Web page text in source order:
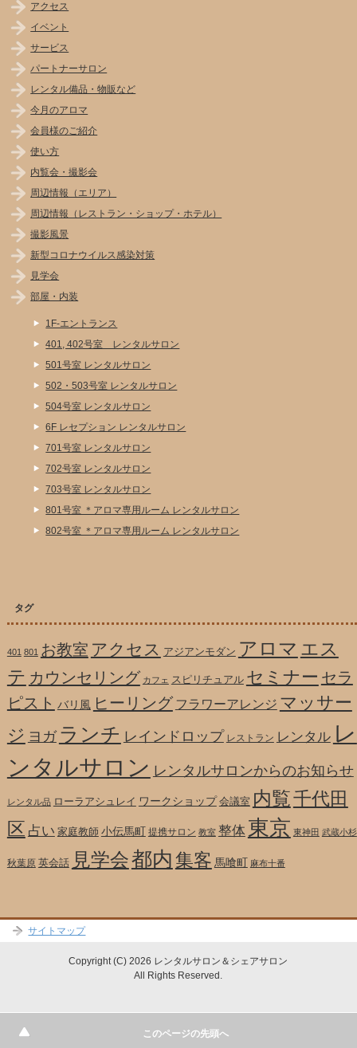
アクセス
イベント
サービス
パートナーサロン
レンタル備品・物販など
今月のアロマ
会員様のご紹介
使い方
内覧会・撮影会
周辺情報（エリア）
周辺情報（レストラン・ショップ・ホテル）
撮影風景
新型コロナウイルス感染対策
見学会
部屋・内装
1F-エントランス
401, 402号室 レンタルサロン
501号室 レンタルサロン
502・503号室 レンタルサロン
504号室 レンタルサロン
6F レセプション レンタルサロン
701号室 レンタルサロン
702号室 レンタルサロン
703号室 レンタルサロン
801号室 ＊アロマ専用ルーム レンタルサロン
802号室 ＊アロマ専用ルーム レンタルサロン
タグ
401 801 お教室 アクセス アジアンモダン アロマ エス
テ カウンセリング カフェ スピリチュアル セミナー セラ
ピスト バリ風 ヒーリング フラワーアレンジ マッサー
ジ ヨガ ランチ レインドロップ レストラン レンタル レ
ンタルサロン レンタルサロンからのお知らせ
レンタル品 ローラアシュレイ ワークショップ 会議室 内覧千代田
区 占い 家庭教師 小伝馬町 提携サロン 教室 整体 東京 東神田 武蔵小杉
秋葉原 英会話 見学会都内 集客 馬喰町 麻布十番
サイトマップ
Copyright (C) 2026 レンタルサロン＆シェアサロン
All Rights Reserved.
このページの先頭へ